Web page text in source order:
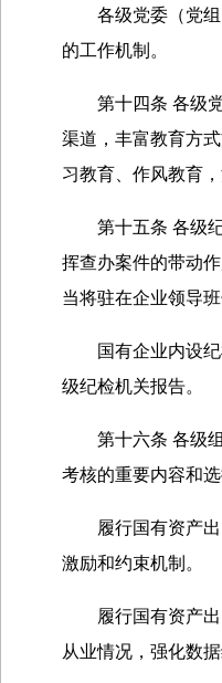
各级党委（党组
的工作机制。
第十四条 各级党
渠道，丰富教育方
习教育、作风教育
第十五条 各级纪
挥查办案件的带动
当将驻在企业领导
国有企业内设纪
级纪检机关报告。
第十六条 各级组
考核的重要内容和
履行国有资产出
激励和约束机制。
履行国有资产出
从业情况，强化数